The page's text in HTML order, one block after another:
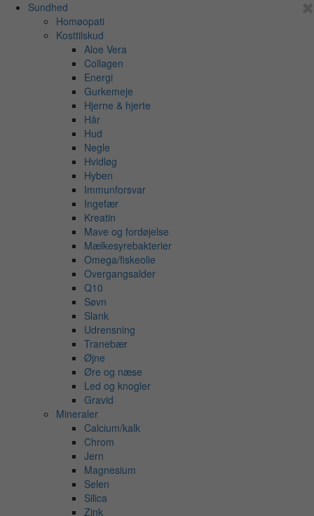
Sundhed
Homøopati
Kosttilskud
Aloe Vera
Collagen
Energi
Gurkemeje
Hjerne & hjerte
Hår
Hud
Negle
Hvidløg
Hyben
Immunforsvar
Ingefær
Kreatin
Mave og fordøjelse
Mælkesyrebakterier
Omega/fiskeolie
Overgangsalder
Q10
Søvn
Slank
Udrensning
Tranebær
Øjne
Øre og næse
Led og knogler
Gravid
Mineraler
Calcium/kalk
Chrom
Jern
Magnesium
Selen
Silica
Zink